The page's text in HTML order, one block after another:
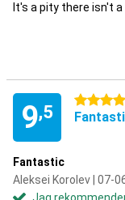
It's a pity there isn't
9,5
5 stjärnor
Fantastic
Aleksei Korolev | 07-